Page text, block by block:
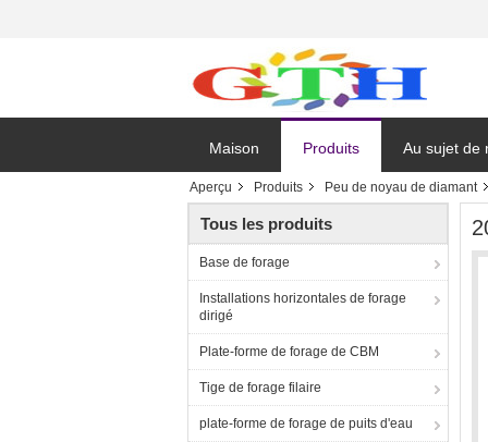
Maison Produits Au sujet de
Aperçu Produits Peu de noyau de diamant
Tous les produits
Base de forage
Installations horizontales de forage
dirigé
Plate-forme de forage de CBM
Tige de forage filaire
plate-forme de forage de puits d'eau